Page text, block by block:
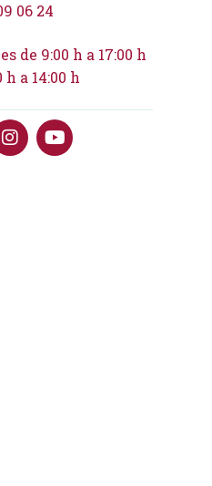
06 24
de 9:00 h a 17:00 h
a 14:00 h